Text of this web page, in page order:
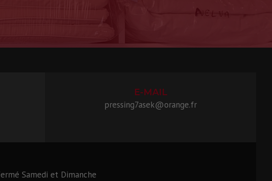
E-MAIL
pressing7asek@orange.fr
Samedi et Dimanche